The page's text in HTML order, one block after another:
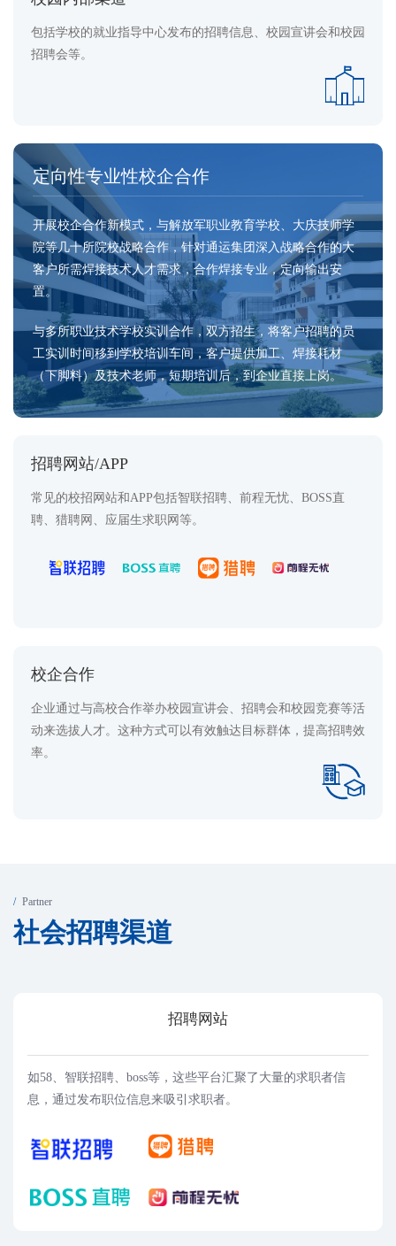
包括学校的就业指导中心发布的招聘信息、校园宣讲会和校园
招聘会等。
定向性专业性校企合作
开展校企合作新模式，与解放军职业教育学校、大庆技师学
院等几十所院校战略合作，针对通运集团深入战略合作的大
客户所需焊接技术人才需求，合作焊接专业，定向输出安
置。
与多所职业技术学校实训合作，双方招生，将客户招聘的员
工实训时间移到学校培训车间，客户提供加工、焊接耗材
（下脚料）及技术老师，短期培训后，到企业直接上岗。
招聘网站/APP
常见的校招网站和APP包括智联招聘、前程无忧、BOSS直
聘、猎聘网、应届生求职网等。
校企合作
企业通过与高校合作举办校园宣讲会、招聘会和校园竞赛等活
动来选拔人才。这种方式可以有效触达目标群体，提高招聘效
率‌。
Partner
社会招聘渠道
招聘网站
如58、智联招聘、boss等，这些平台汇聚了大量的求职者信
息，通过发布职位信息来吸引求职者。